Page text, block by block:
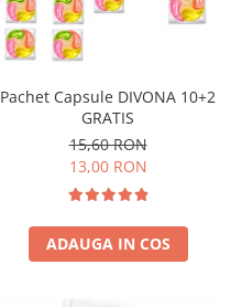
Pachet Capsule DIVONA 10+2
GRATIS
15,60 RON
13,00 RON
ADAUGA IN COS